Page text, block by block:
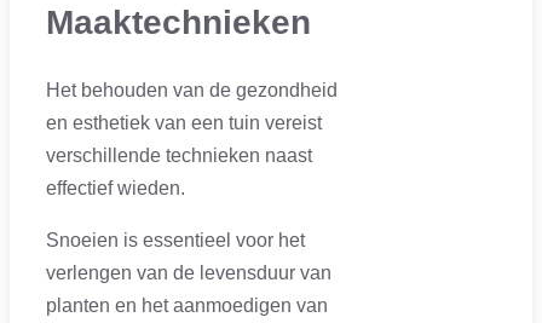
Maaktechnieken
Het behouden van de gezondheid
en esthetiek van een tuin vereist
verschillende technieken naast
effectief wieden.
Snoeien is essentieel voor het
verlengen van de levensduur van
planten en het aanmoedigen van